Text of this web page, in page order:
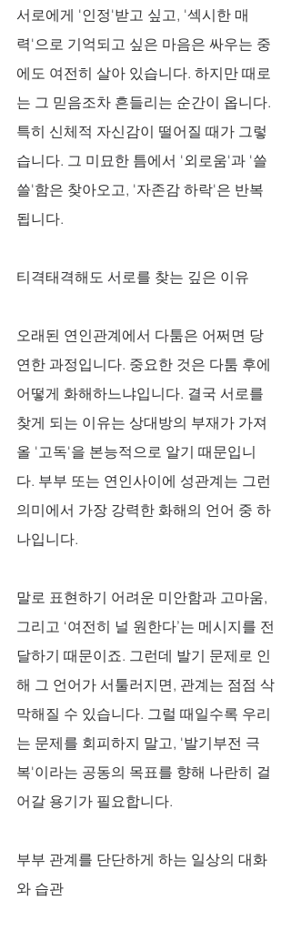
서로에게 '인정'받고 싶고, '섹시한 매
력'으로 기억되고 싶은 마음은 싸우는 중
에도 여전히 살아 있습니다. 하지만 때로
는 그 믿음조차 흔들리는 순간이 옵니다.
특히 신체적 자신감이 떨어질 때가 그렇
습니다. 그 미묘한 틈에서 '외로움'과 '쓸
쓸'함은 찾아오고, '자존감 하락'은 반복
됩니다.
티격태격해도 서로를 찾는 깊은 이유
오래된 연인관계에서 다툼은 어쩌면 당
연한 과정입니다. 중요한 것은 다툼 후에
어떻게 화해하느냐입니다. 결국 서로를
찾게 되는 이유는 상대방의 부재가 가져
올 '고독'을 본능적으로 알기 때문입니
다. 부부 또는 연인사이에 성관계는 그런
의미에서 가장 강력한 화해의 언어 중 하
나입니다.
말로 표현하기 어려운 미안함과 고마움,
그리고 ‘여전히 널 원한다’는 메시지를 전
달하기 때문이죠. 그런데 발기 문제로 인
해 그 언어가 서툴러지면, 관계는 점점 삭
막해질 수 있습니다. 그럴 때일수록 우리
는 문제를 회피하지 말고, '발기부전 극
복'이라는 공동의 목표를 향해 나란히 걸
어갈 용기가 필요합니다.
부부 관계를 단단하게 하는 일상의 대화
와 습관